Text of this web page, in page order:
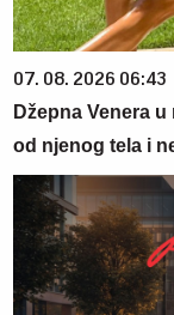
07. 08. 2026 06:43
Džepna Venera
od njenog tela i